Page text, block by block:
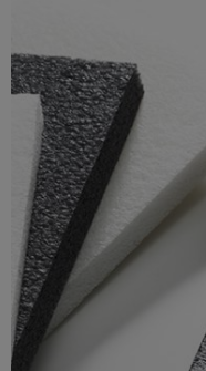
Français
Deutsch